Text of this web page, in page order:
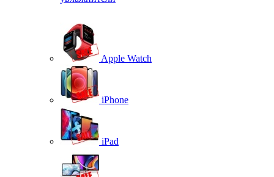
Apple Watch
iPhone
iPad